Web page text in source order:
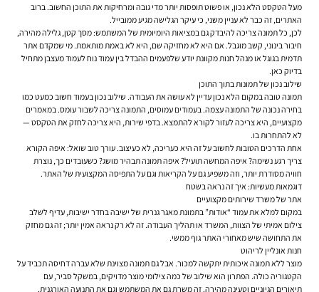
מעל הטקסט הלא נכון, או פשוט תופסות יותר מדי גובה ומרחיקות את התוכן החשוב. ברוב
האתרים, זה כבר לא עניין משני, כי עיקר הגלישה מגיע ממובייל.
לכן, כל תמונה צריכה להיבדק גם במציאות היומיומית של המשתמש: מסך קטן, גלילה מהירה,
חיבור בינוני, קשב מוגבל. אם היא לא מחזיקה שם, היא לא באמת מותאמת. מי שמקדם אתר
תדמית בגוגל או מנהל חנות מקוונת יודע שלפעמים ההבדל בין עמוד נוח לעמוד מעצבן מתחיל
בדיוק כאן.
שילוב נכון של תמונות בתוך התוכן
תמונה טובה במקום הלא נכון עדיין לא עושה את העבודה. שילוב נכון בעמוד חשוב כמעט כמו
בחירה נכונה של התמונה עצמה. בעמודים עמוסים, התמונה צריכה לשבור עומס. במאמרים
מקצועיים, היא צריכה לעזור לקורא להתמצא. בדפי שירות, היא צריכה לחזק את הטקסט —
לא להתחרות בו.
אחת הדרכים הטובות לחשוב על זה היא כעריכה, לא כעיצוב. עורך טוב שואל: איפה הקורא
צריך רגע נשימה? איפה המחשה תועיל? איפה תמונה תבהיר מושג? כשעובדים כך, נוצרת
חוויה מסודרת יותר, וזה משפיע גם על הקריאות וגם על התפיסה המקצועית של האתר.
דוגמאות מעשיות: איך זה נראה בשטח
אתר של משרד שירותים מקצועיים
במקום למלא את עמוד “אודות” בתמונת מאגר גנרית של ישיבה בחדר ישיבות, עדיף לשלב
צילום אמיתי של הצוות, המשרד או תהליך העבודה. זה לא רק נראה אמין יותר; זה גם מחזק
את התחושה שיש מאחורי האתר גוף ממשי.
חנות אונליין לריהוט
מוצר ללא תמונה איכותית יתקשה למכור. אבל גם תמונה מצוינת שלא עברה דחיסה תכביד על
הקטגוריה כולה. הפתרון הוא שילוב של כמה צילומי מוצר מדויקים, במשקל סביר, עם
תיאורים הגיוניים וטעינה מהירה. זה משרת גם את המשתמש וגם את התנועה האורגנית.